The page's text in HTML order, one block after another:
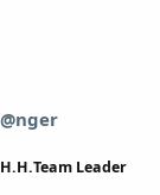
@nger
Н.Н.Team Leader